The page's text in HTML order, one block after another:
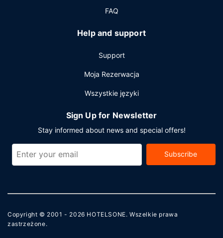
FAQ
Help and support
Support
Moja Rezerwacja
Wszystkie języki
Sign Up for Newsletter
Stay informed about news and special offers!
Subscribe
Copyright © 2001 - 2026 HOTELSONE. Wszelkie prawa
zastrzeżone.